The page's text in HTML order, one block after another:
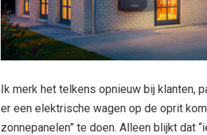
Ik merk het telkens opnieuw bij klanten,
er een elektrische wagen op de oprit
zonnepanelen” te doen. Alleen blijkt dat